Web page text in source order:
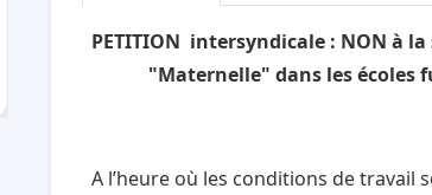
PETITION intersyndicale : NON à
"Maternelle" dans les écoles
A l’heure où les conditions de travail